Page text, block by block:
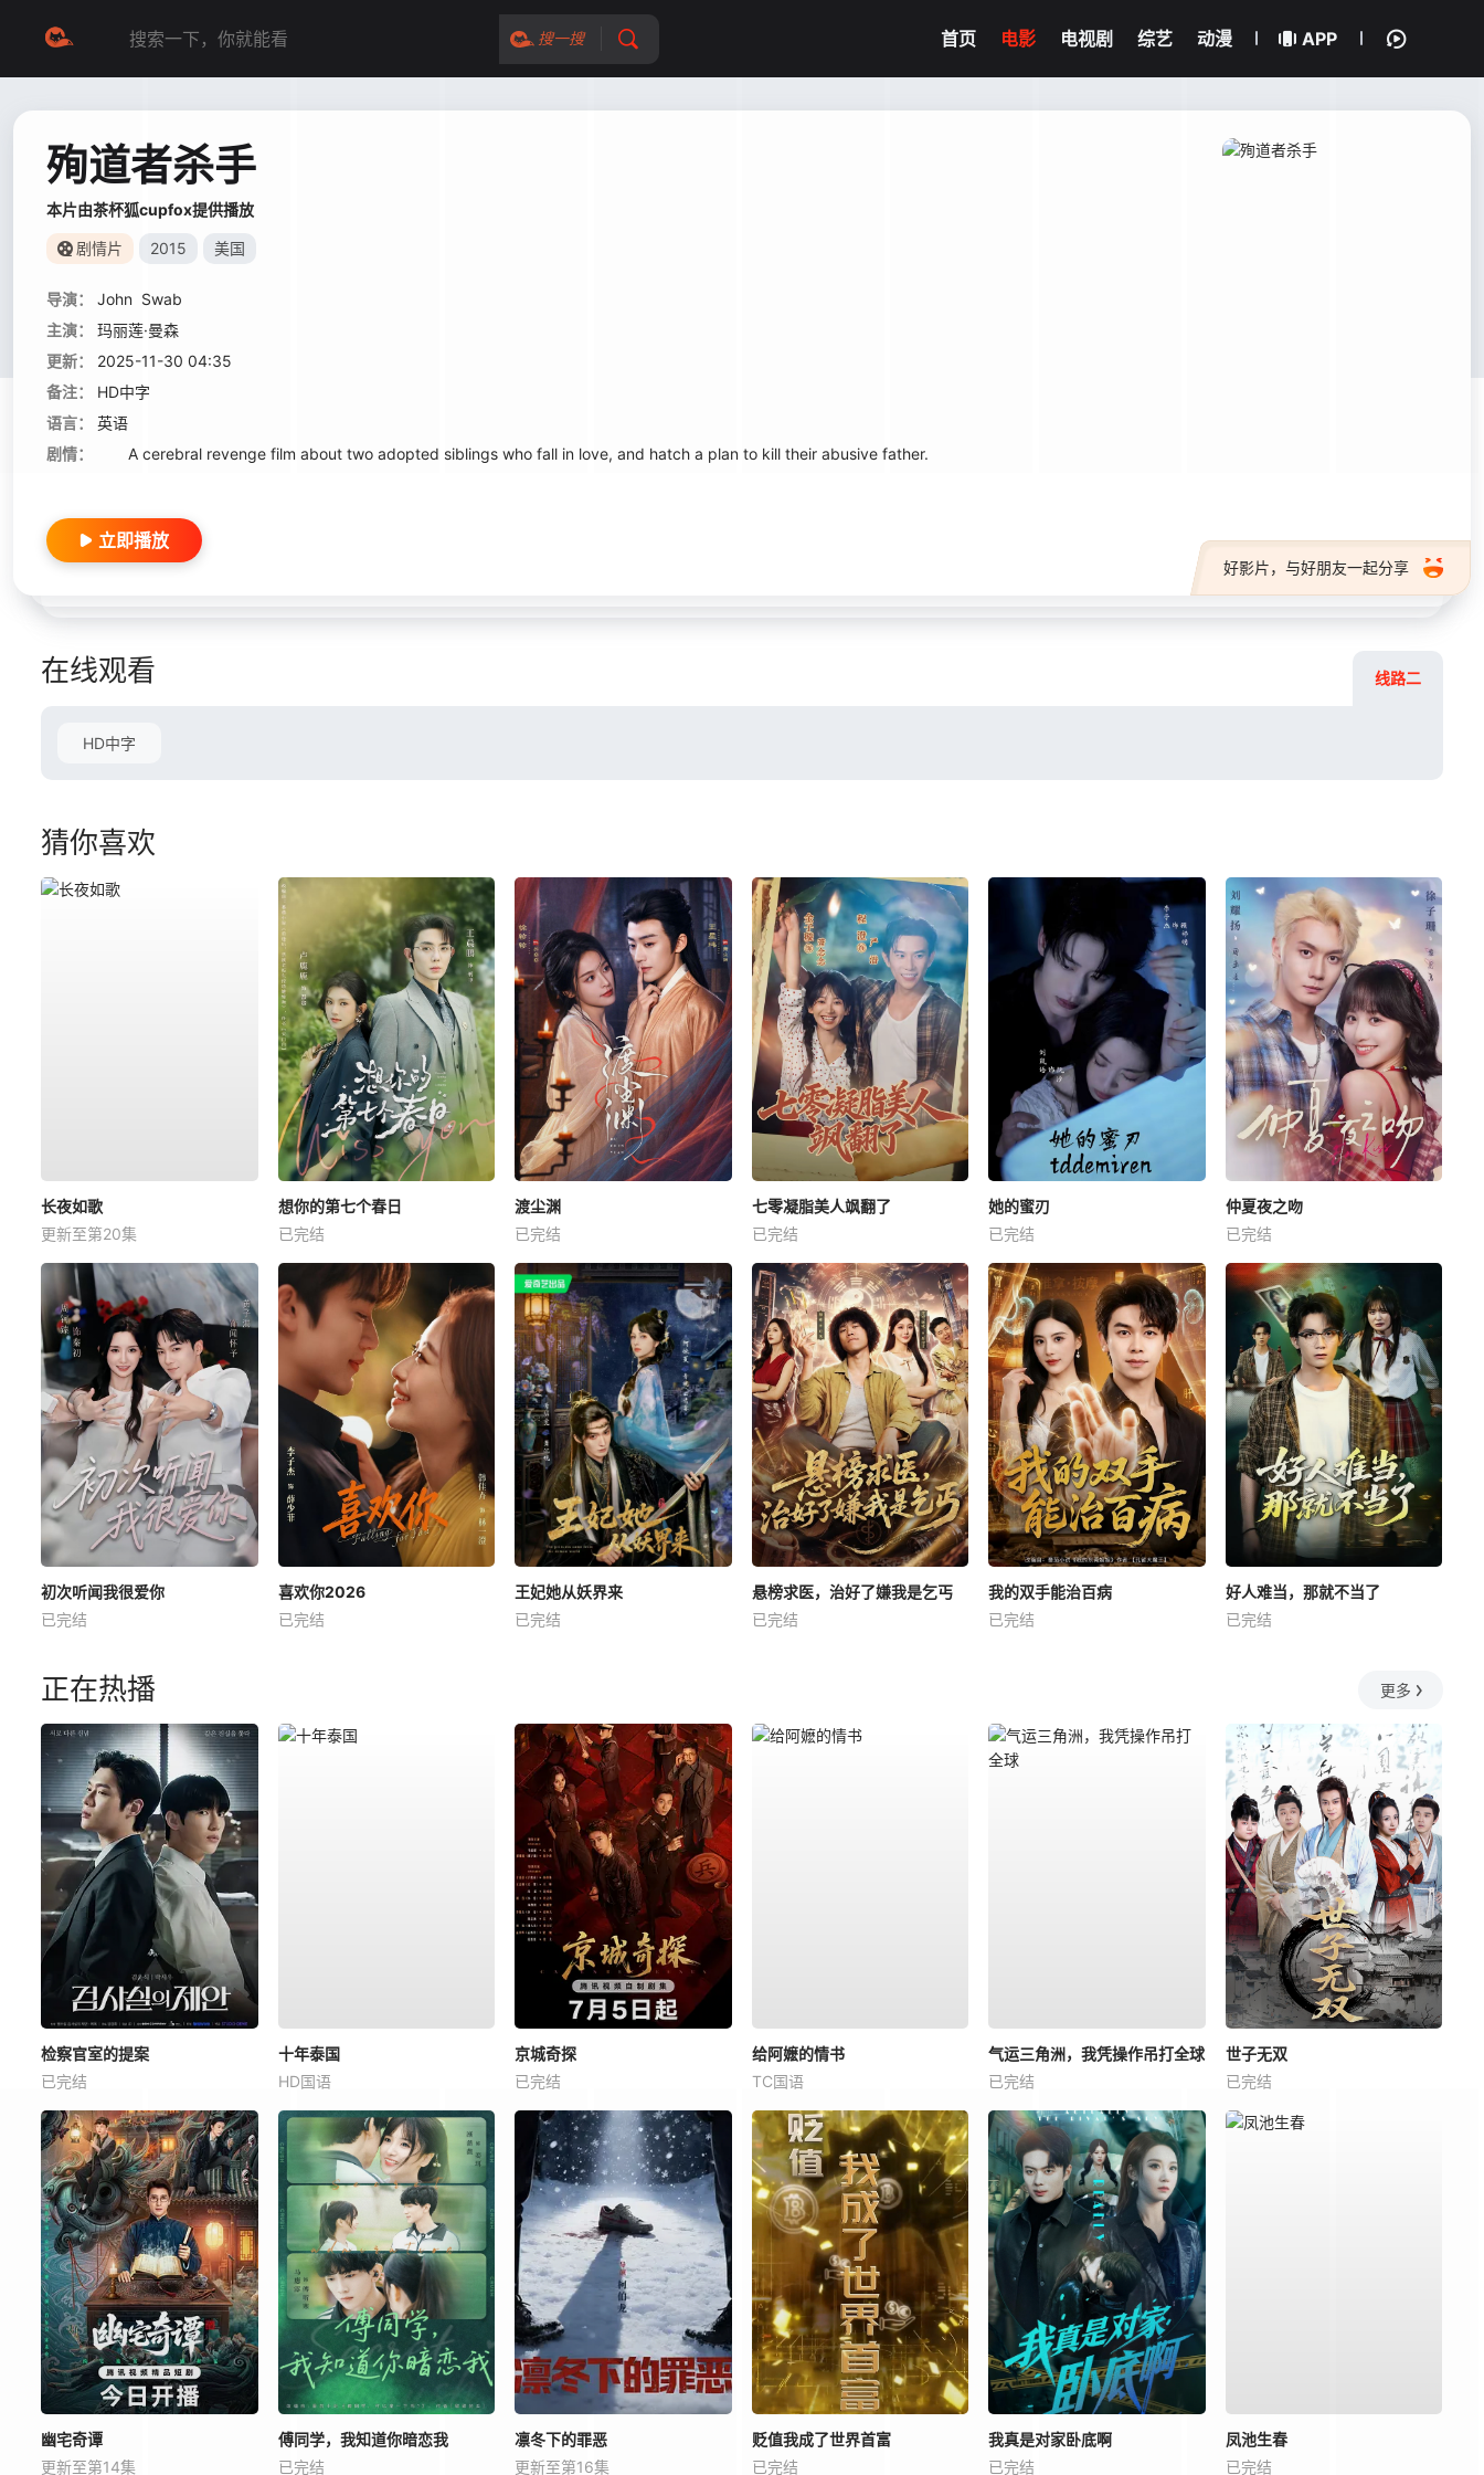
搜一搜 首页 电影 电视剧 综艺 动漫 APP
殉道者杀手
本片由茶杯狐cupfox提供播放
剧情片 2015 美国
导演： John Swab
主演：
玛丽莲·曼森
更新：
2025-11-30 04:35
备注：
HD中字
语言：
英语
剧情：
A cerebral revenge film about two adopted siblings who fall in love, and hatch a plan to kill their abusive father.
好影片，与好朋友一起分享
立即播放
在线观看 线路二
HD中字
猜你喜欢
长夜如歌
更新至第20集
想你的第七个春日
已完结
渡尘渊
已完结
七零凝脂美人飒翻了
已完结
她的蜜刃
已完结
仲夏夜之吻
已完结
初次听闻我很爱你
已完结
喜欢你2026
已完结
王妃她从妖界来
已完结
悬榜求医，治好了嫌我是乞丐
已完结
我的双手能治百病
已完结
好人难当，那就不当了
已完结
正在热播 更多
检察官室的提案
已完结
十年泰国
HD国语
京城奇探
已完结
给阿嬷的情书
TC国语
气运三角洲，我凭操作吊打全球
已完结
世子无双
已完结
幽宅奇谭
更新至第14集
傅同学，我知道你暗恋我
已完结
凛冬下的罪恶
更新至第16集
贬值我成了世界首富
已完结
我真是对家卧底啊
已完结
凤池生春
已完结